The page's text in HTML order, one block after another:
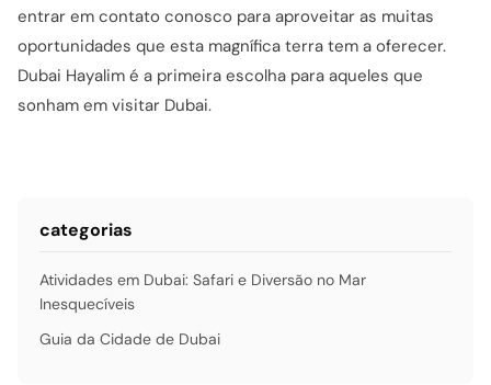
entrar em contato conosco para aproveitar as muitas
oportunidades que esta magnífica terra tem a oferecer.
Dubai Hayalim é a primeira escolha para aqueles que
sonham em visitar Dubai.
categorias
Atividades em Dubai: Safari e Diversão no Mar
Inesquecíveis
Guia da Cidade de Dubai